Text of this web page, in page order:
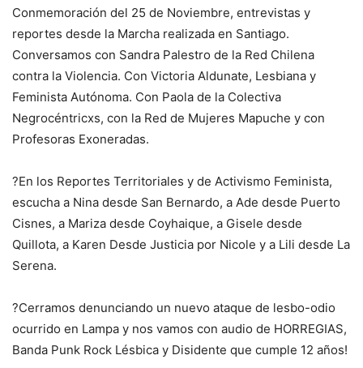
Conmemoración del 25 de Noviembre, entrevistas y
reportes desde la Marcha realizada en Santiago.
Conversamos con Sandra Palestro de la Red Chilena
contra la Violencia. Con Victoria Aldunate, Lesbiana y
Feminista Autónoma. Con Paola de la Colectiva
Negrocéntricxs, con la Red de Mujeres Mapuche y con
Profesoras Exoneradas.
?En los Reportes Territoriales y de Activismo Feminista,
escucha a Nina desde San Bernardo, a Ade desde Puerto
Cisnes, a Mariza desde Coyhaique, a Gisele desde
Quillota, a Karen Desde Justicia por Nicole y a Lili desde La
Serena.
?Cerramos denunciando un nuevo ataque de lesbo-odio
ocurrido en Lampa y nos vamos con audio de HORREGIAS,
Banda Punk Rock Lésbica y Disidente que cumple 12 años!